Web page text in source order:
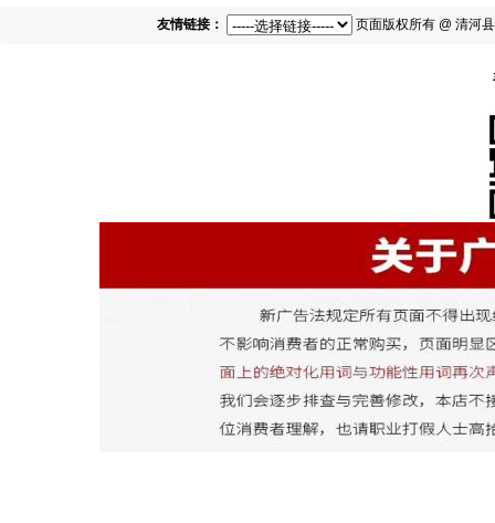
友情链接： 页面版权所有 @ 清河